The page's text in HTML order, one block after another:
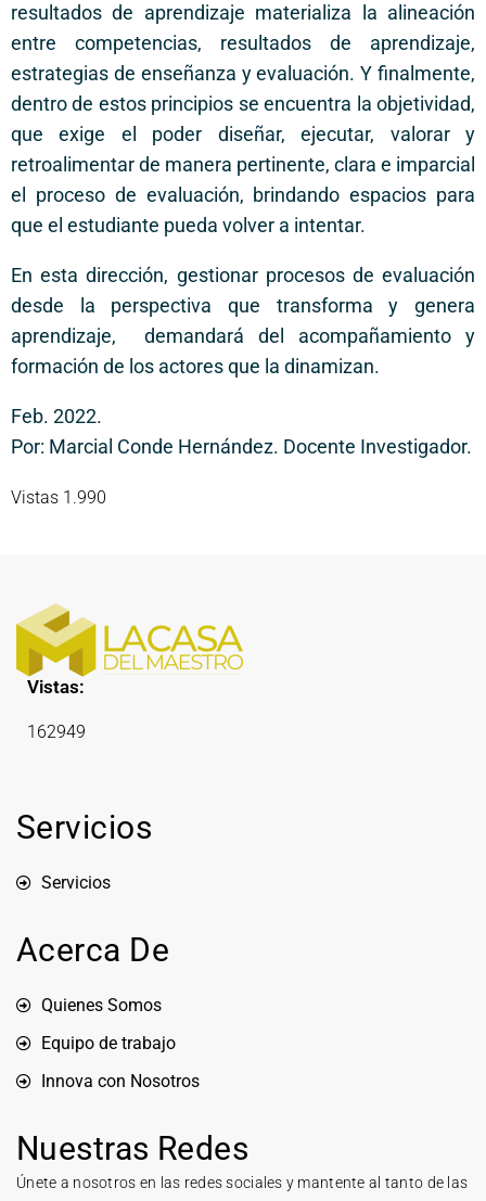
resultados de aprendizaje materializa la alineación
entre competencias, resultados de aprendizaje,
estrategias de enseñanza y evaluación. Y finalmente,
dentro de estos principios se encuentra la objetividad,
que exige el poder diseñar, ejecutar, valorar y
retroalimentar de manera pertinente, clara e imparcial
el proceso de evaluación, brindando espacios para
que el estudiante pueda volver a intentar.
En esta dirección, gestionar procesos de evaluación
desde la perspectiva que transforma y genera
aprendizaje, demandará del acompañamiento y
formación de los actores que la dinamizan.
Feb. 2022.
Por: Marcial Conde Hernández. Docente Investigador.
Vistas 1.990
Vistas:
162949
Servicios
Servicios
Acerca De
Quienes Somos
Equipo de trabajo
Innova con Nosotros
Nuestras Redes
Únete a nosotros en las redes sociales y mantente al tanto de las